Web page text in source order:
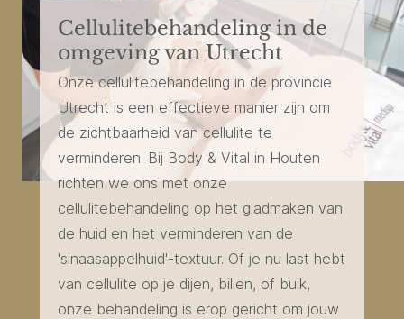
Cellulitebehandeling in de
omgeving van Utrecht
Onze cellulitebehandeling in de provincie
Utrecht is een effectieve manier zijn om
de zichtbaarheid van cellulite te
verminderen. Bij Body & Vital in Houten
richten we ons met onze
cellulitebehandeling op het gladmaken van
de huid en het verminderen van de
'sinaasappelhuid'-textuur. Of je nu last hebt
van cellulite op je dijen, billen, of buik,
onze behandeling is erop gericht om jouw